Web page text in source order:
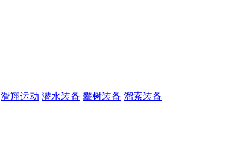
滑翔运动 潜水装备 攀树装备 溜索装备